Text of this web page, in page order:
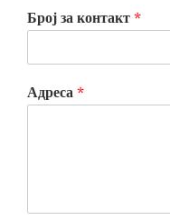
Број за контакт *
Адреса *